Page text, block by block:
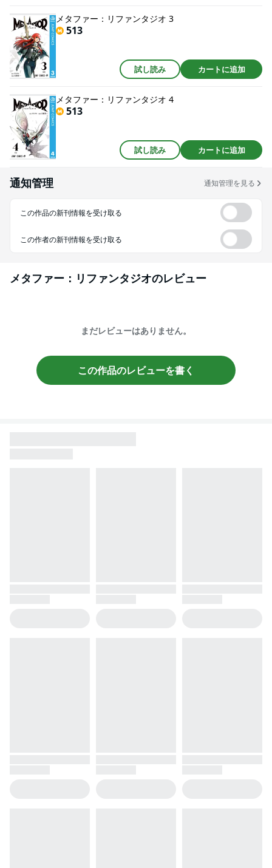
メタファー：リファンタジオ 3
513
試し読み カートに追加
メタファー：リファンタジオ 4
513
試し読み カートに追加
通知管理 通知管理を見る
この作品の新刊情報を受け取る
この作者の新刊情報を受け取る
メタファー：リファンタジオのレビュー
まだレビューはありません。
この作品のレビューを書く